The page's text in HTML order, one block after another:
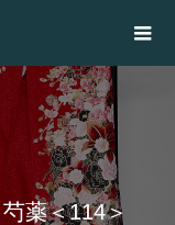
薬＜114＞